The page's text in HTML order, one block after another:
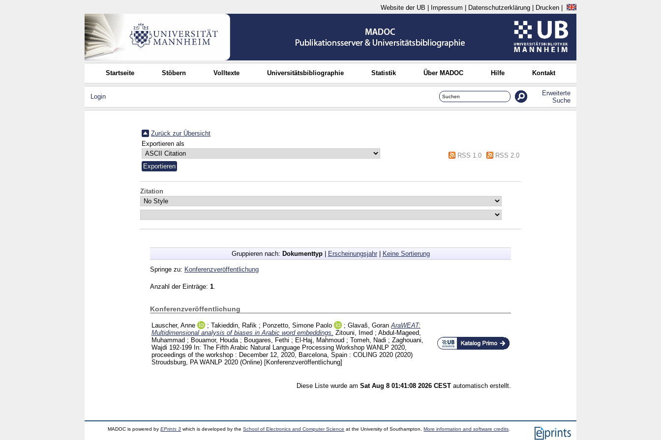
Website der UB Impressum Datenschutzerklärung Drucken
Startseite Stöbern Volltexte Universitätsbibliographie Statistik Über MADOC Hilfe Kontakt
Login
Erweiterte
Suche
Zurück zur Übersicht
Exportieren als
RSS 1.0
RSS 2.0
Zitation
Gruppieren nach: Dokumenttyp| Erscheinungsjahr| Keine Sortierung
Springe zu: Konferenzveröffentlichung
Anzahl der Einträge: 1
Konferenzveröffentlichung
Lauscher, Anne ; Takieddin, Rafik ; Ponzetto, Simone Paolo ; Glavaš, Goran AraWEAT:
Multidimensional analysis of biases in Arabic word embeddings. Zitouni, Imed ; Abdul-Mageed,
Muhammad ; Bouamor, Houda ; Bougares, Fethi ; El-Haj, Mahmoud ; Tomeh, Nadi ; Zaghouani,
Wajdi 192-199 In: The Fifth Arabic Natural Language Processing Workshop WANLP 2020,
proceedings of the workshop : December 12, 2020, Barcelona, Spain : COLING 2020 (2020)
Stroudsburg, PA WANLP 2020 (Online) [Konferenzveröffentlichung]
Diese Liste wurde am Sat Aug 8 01:41:08 2026 CEST automatisch erstellt.
MADOC is powered byEPrints 3 which is developed by theSchool of Electronics and Computer Science at the University of Southampton.More information and software credits